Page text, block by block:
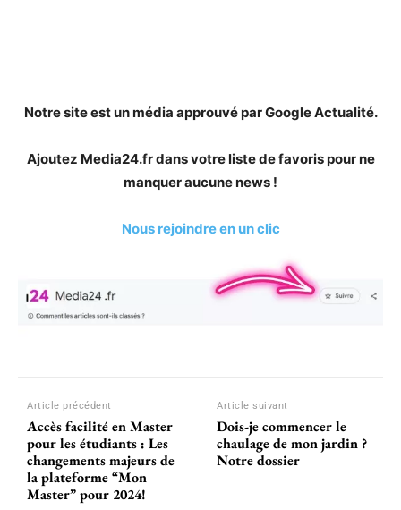
Notre site est un média approuvé par Google Actualité.
Ajoutez Media24.fr dans votre liste de favoris pour ne
manquer aucune news !
Nous rejoindre en un clic
Article précédent
Accès facilité en Master
pour les étudiants : Les
changements majeurs de
la plateforme “Mon
Master” pour 2024!
Article suivant
Dois-je commencer le
chaulage de mon jardin ?
Notre dossier